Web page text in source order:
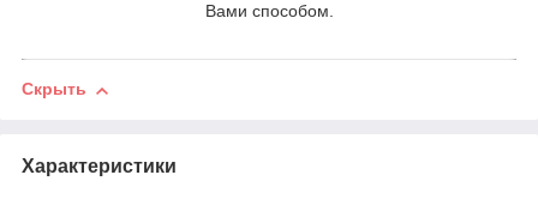
Вами способом.
Скрыть
Характеристики